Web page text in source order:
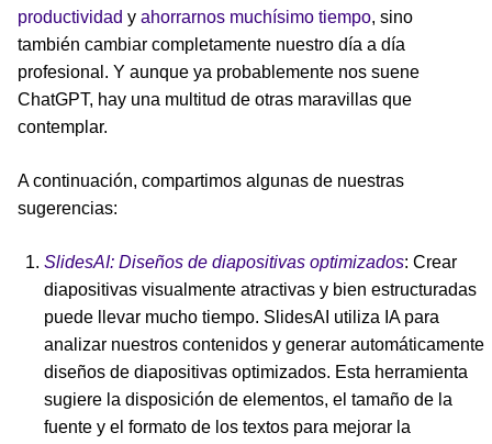
productividad y ahorrarnos muchísimo tiempo, sino
también cambiar completamente nuestro día a día
profesional. Y aunque ya probablemente nos suene
ChatGPT, hay una multitud de otras maravillas que
contemplar.
A continuación, compartimos algunas de nuestras
sugerencias:
SlidesAI: Diseños de diapositivas optimizados: Crear
diapositivas visualmente atractivas y bien estructuradas
puede llevar mucho tiempo. SlidesAI utiliza IA para
analizar nuestros contenidos y generar automáticamente
diseños de diapositivas optimizados. Esta herramienta
sugiere la disposición de elementos, el tamaño de la
fuente y el formato de los textos para mejorar la